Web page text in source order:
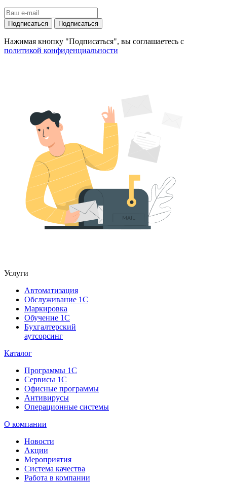
Подписаться Подписаться
Нажимая кнопку "Подписаться", вы соглашаетесь с
политикой конфиденциальности
Услуги
Автоматизация
Обслуживание 1С
Маркировка
Обучение 1С
Бухгалтерский
аутсорсинг
Каталог
Программы 1С
Сервисы 1С
Офисные программы
Антивирусы
Операционные системы
О компании
Новости
Акции
Мероприятия
Система качества
Работа в компании